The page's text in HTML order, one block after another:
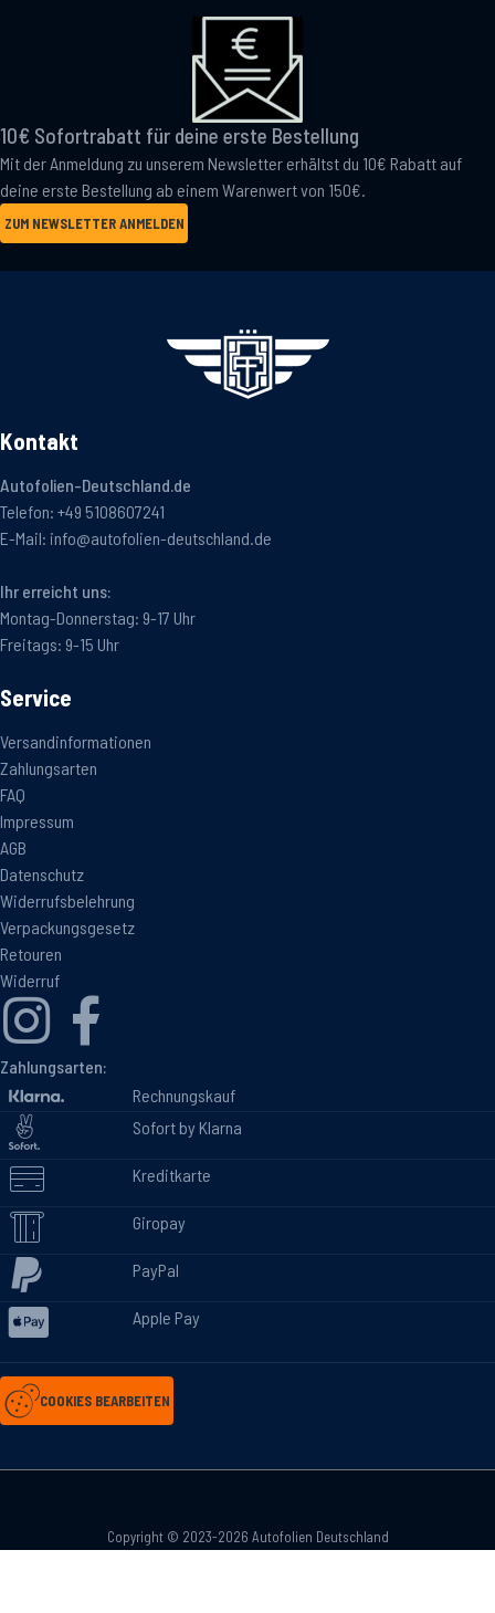
10€ Sofortrabatt für deine erste Bestellung
Mit der Anmeldung zu unserem Newsletter erhältst du 10€ Rabatt auf
deine erste Bestellung ab einem Warenwert von 150€.
ZUM NEWSLETTER ANMELDEN
Kontakt
Autofolien-Deutschland.de
Telefon: +49 5108607241
E-Mail: info@autofolien-deutschland.de
Ihr erreicht uns:
Montag-Donnerstag: 9-17 Uhr
Freitags: 9-15 Uhr
Service
Versandinformationen
Zahlungsarten
FAQ
Impressum
AGB
Datenschutz
Widerrufsbelehrung
Verpackungsgesetz
Retouren
Widerruf
Zahlungsarten:
Rechnungskauf
Sofort by Klarna
Kreditkarte
Giropay
PayPal
Apple Pay
COOKIES BEARBEITEN
Copyright © 2023-2026 Autofolien Deutschland